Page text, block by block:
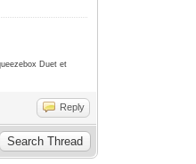
Duet et
Reply